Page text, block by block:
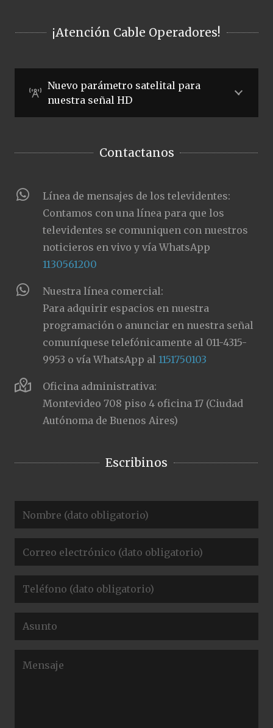
¡Atención Cable Operadores!
Nuevo parámetro satelital para
nuestra señal HD
Contactanos
Línea de mensajes de los televidentes:
Contamos con una línea para que los
televidentes se comuniquen con nuestros
noticieros en vivo y vía WhatsApp
1130561200
Nuestra línea comercial:
Para adquirir espacios en nuestra
programación o anunciar en nuestra señal
comuníquese telefónicamente al 011-4315-
9953 o vía WhatsApp al1151750103
Oficina administrativa:
Montevideo 708 piso 4 oficina 17 (Ciudad
Autónoma de Buenos Aires)
Escribinos